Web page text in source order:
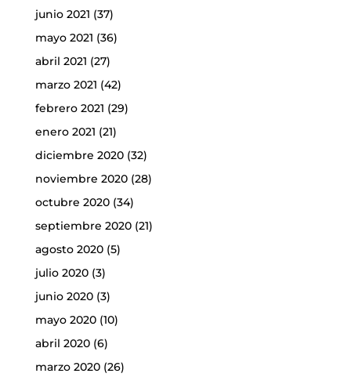
junio 2021 (37)
mayo 2021 (36)
abril 2021 (27)
marzo 2021 (42)
febrero 2021 (29)
enero 2021 (21)
diciembre 2020(32)
noviembre 2020(28)
octubre 2020(34)
septiembre 2020(21)
agosto 2020(5)
julio 2020(3)
junio 2020(3)
mayo 2020(10)
abril 2020(6)
marzo 2020(26)